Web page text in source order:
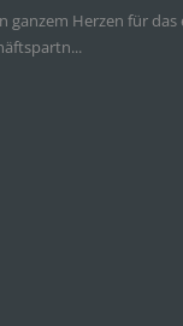
ganzem Herzen für das